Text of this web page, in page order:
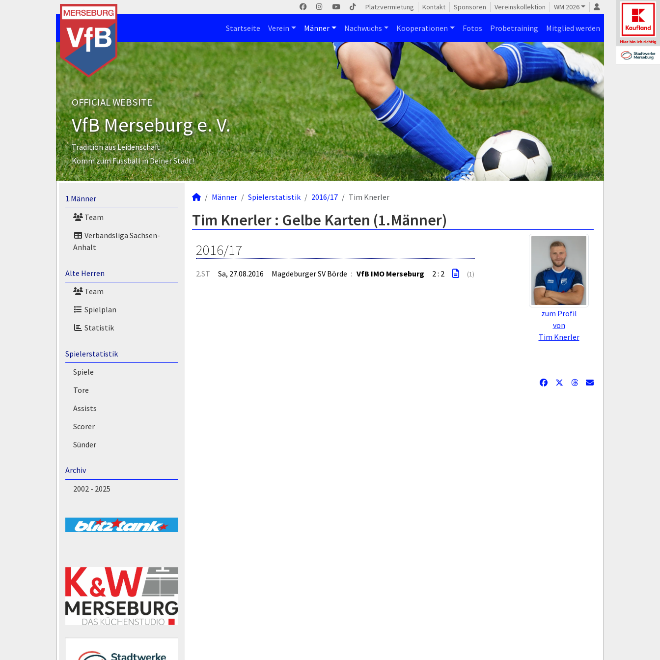
Platzvermietung Kontakt Sponsoren Vereinskollektion WM 2026
Startseite Verein Männer Nachwuchs Kooperationen Fotos Probetraining Mitglied werden
OFFICIAL WEBSITE
VfB Merseburg e. V.
Tradition aus Leidenschaft
Komm zum Fussball in Deiner Stadt!
1.Männer
Team
Verbandsliga Sachsen-
Anhalt
Alte Herren
Team
Spielplan
Statistik
Spielerstatistik
Spiele
Tore
Assists
Scorer
Sünder
Archiv
2002 - 2025
Männer Spielerstatistik 2016/17 Tim Knerler
Tim Knerler : Gelbe Karten (1.Männer)
zum Profil
von
Tim Knerler
2016/17
2.ST Sa, 27.08.2016 Magdeburger SV Börde : VfB IMO Merseburg 2 : 2 (1)